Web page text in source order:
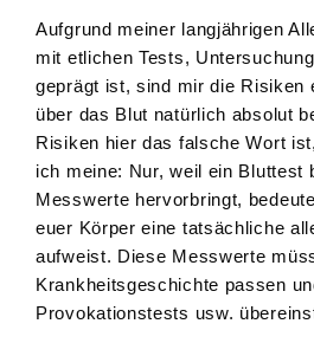
Aufgrund meiner langjährigen
mit etlichen Tests,
geprägt ist, sind mir die Risiken
über das Blut natürlich absolut
Risiken hier das falsche Wort
ich meine: Nur, weil ein Bluttest
Messwerte hervorbringt,
euer Körper eine tatsächliche
aufweist. Diese Messwerte
Krankheitsgeschichte passen
Provokationstests usw.